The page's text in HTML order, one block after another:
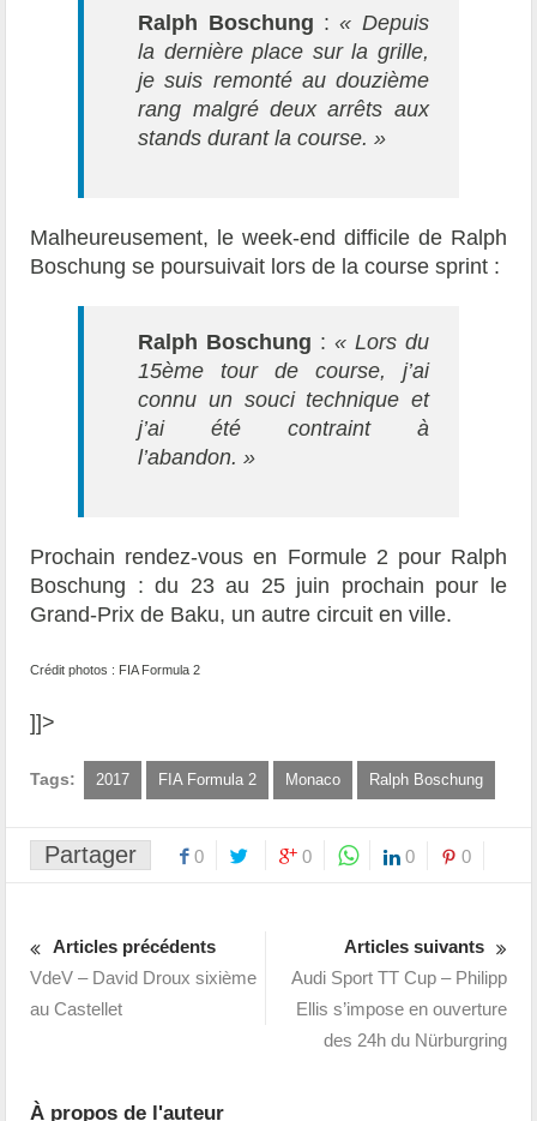
Ralph Boschung :« Depuis
la dernière place sur la grille,
je suis remonté au douzième
rang malgré deux arrêts aux
stands durant la course. »
Malheureusement, le week-end difficile de Ralph
Boschung se poursuivait lors de la course sprint :
Ralph Boschung : « Lors du
15ème tour de course, j’ai
connu un souci technique et
j’ai été contraint à
l’abandon. »
Prochain rendez-vous en Formule 2 pour Ralph
Boschung : du 23 au 25 juin prochain pour le
Grand-Prix de Baku, un autre circuit en ville.
Crédit photos : FIA Formula 2
]]>
Tags: 2017 FIA Formula 2 Monaco Ralph Boschung
Partager 0 0 0 0
Articles précédents
VdeV – David Droux sixième
au Castellet
Articles suivants
Audi Sport TT Cup – Philipp
Ellis s’impose en ouverture
des 24h du Nürburgring
À propos de l'auteur